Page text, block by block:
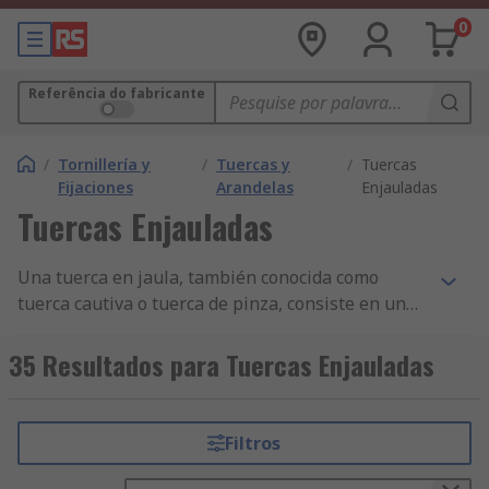
0
Referência do fabricante
/ Tornillería y
Fijaciones
/ Tuercas y
Arandelas
/ Tuercas
Enjauladas
Tuercas Enjauladas
Una tuerca en jaula, también conocida como
tuerca cautiva o tuerca de pinza, consiste en una
En cualquier lado de la caja hay dos alas o
lengüetas de acero con resorte que, cuando se
insertar en un orificio cuadrado. Una tuerca en
jaula elimina la necesidad de orificios roscados; la
35 Resultados para Tuercas Enjauladas
Filtros